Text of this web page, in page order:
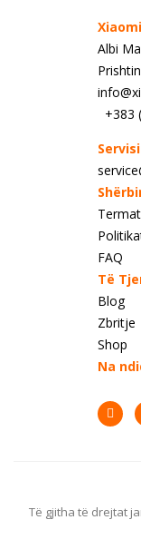
Albi
+383
Servisi
FAQ
Të
Blog
Zbritje
Shop
Na
Të gjitha të drejtat